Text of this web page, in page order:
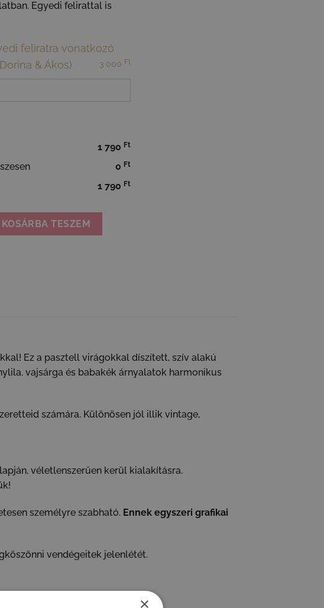
Egyedi felirattal is
feliratra vonatkozó
& Ákos)
3 000 Ft
1 790 Ft
0 Ft
1 790 Ft
vendégeknek - pasztell virágos vintage szív mennyiség
KOSÁRBA TESZEM
Ez a pasztell virágokkal díszített, szív alakú
vajsárga és babakék árnyalatok harmonikus
számára. Különösen jól illik vintage,
véletlenszerűen kerül kialakításra.
személyre szabható. Ennek egyszeri grafikai
vendégeitek jelenlétét.
×